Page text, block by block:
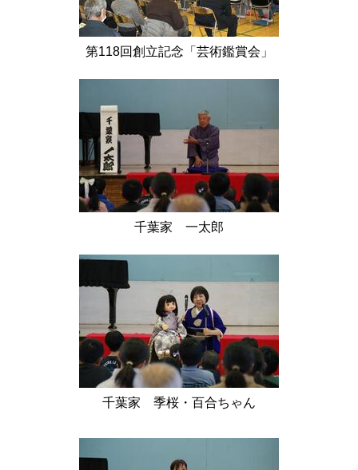
第118回創立記念「芸術鑑賞会」
千葉家 一太郎
千葉家 季桜・百合ちゃん